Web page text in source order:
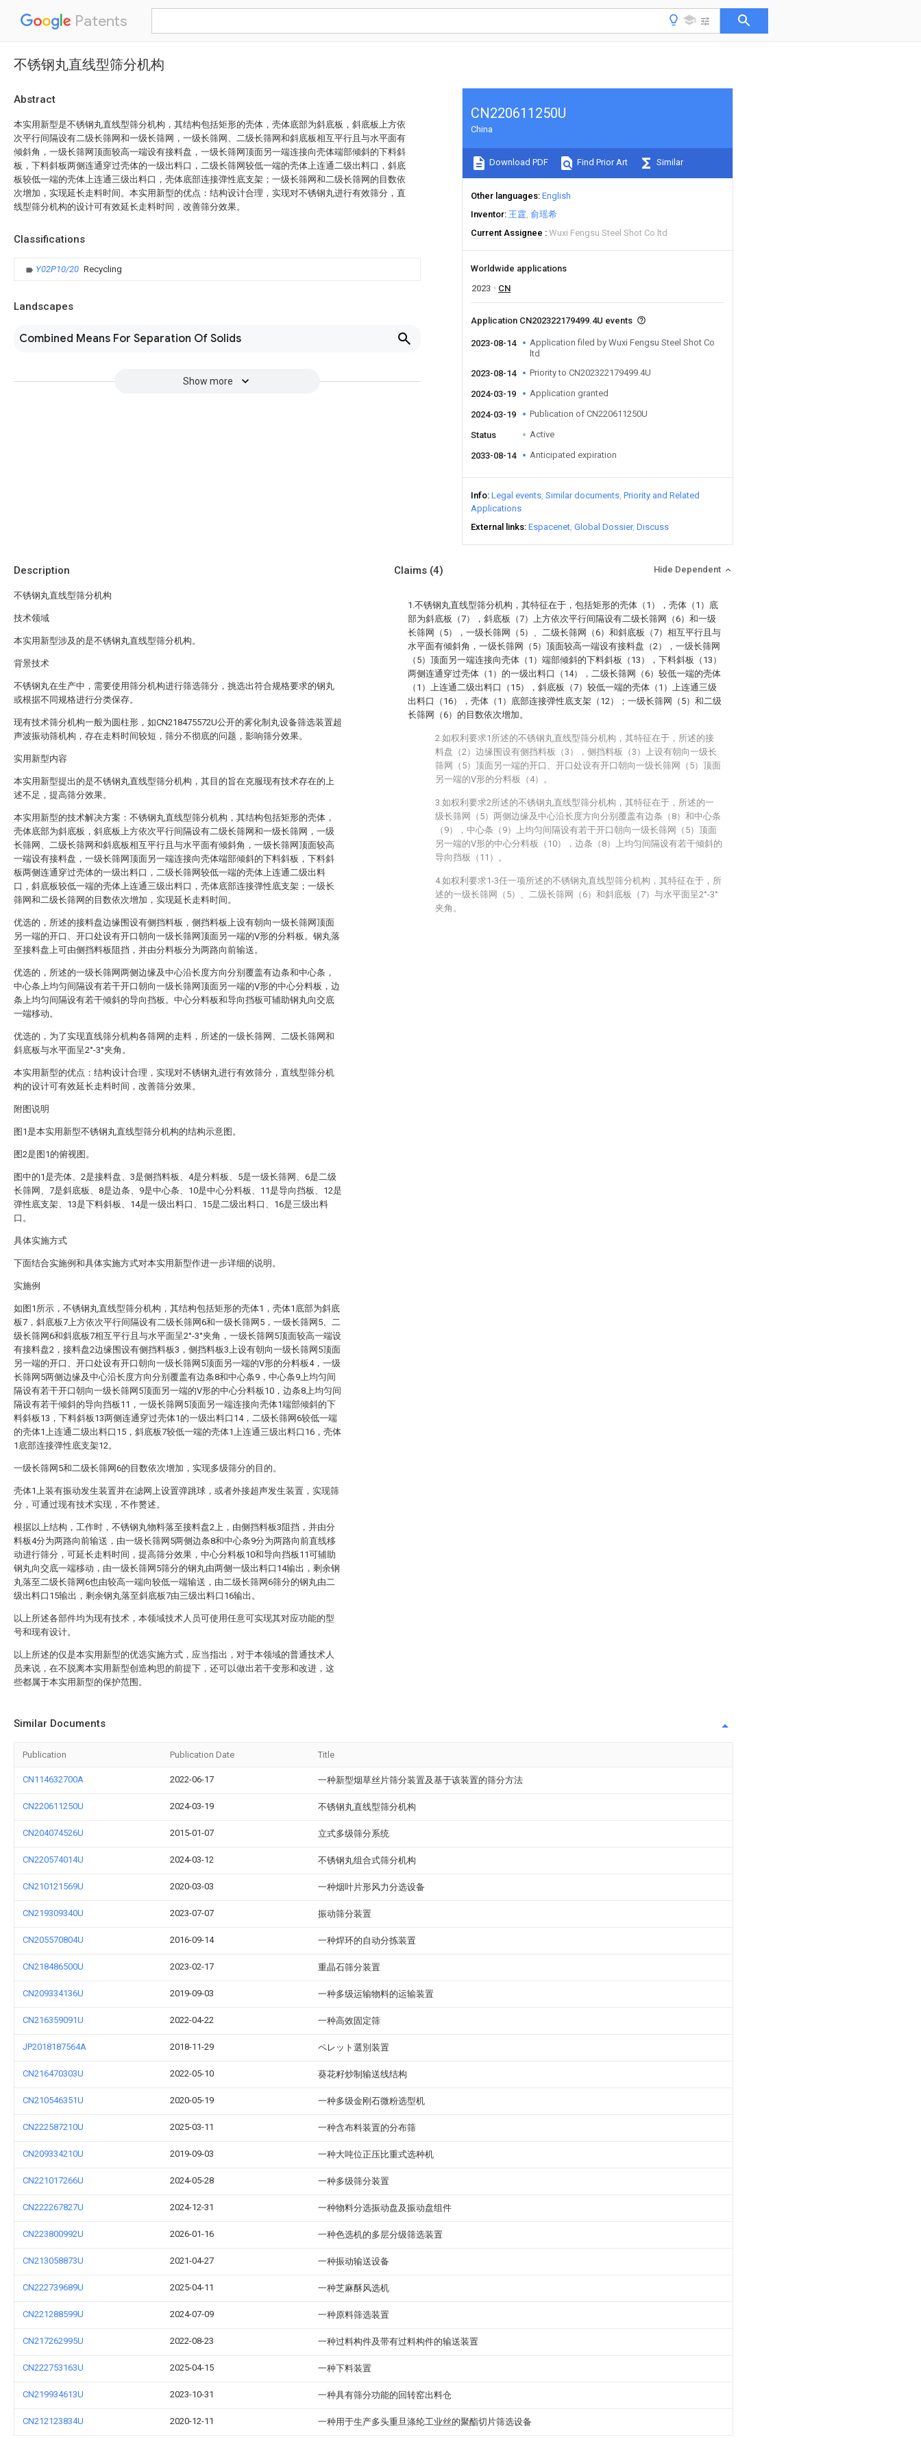
Patents
不锈钢丸直线型筛分机构
Abstract
本实用新型是不锈钢丸直线型筛分机构，其结构包括矩形的壳体，壳体底部为斜底板，斜底板上方依
次平行间隔设有二级长筛网和一级长筛网，一级长筛网、二级长筛网和斜底板相互平行且与水平面有
倾斜角，一级长筛网顶面较高一端设有接料盘，一级长筛网顶面另一端连接向壳体端部倾斜的下料斜
板，下料斜板两侧连通穿过壳体的一级出料口，二级长筛网较低一端的壳体上连通二级出料口，斜底
板较低一端的壳体上连通三级出料口，壳体底部连接弹性底支架；一级长筛网和二级长筛网的目数依
次增加，实现延长走料时间。本实用新型的优点：结构设计合理，实现对不锈钢丸进行有效筛分，直
线型筛分机构的设计可有效延长走料时间，改善筛分效果。
Classifications
Y02P10/20 Recycling
Landscapes
Combined Means For Separation Of Solids
Show more
CN220611250U
China
Download PDF Find Prior Art Similar
Other languages English
Inventor 王霆 俞瑶希
Current Assignee
Wuxi Fengsu Steel Shot Co ltd
Worldwide applications
2023
CN
Application CN202322179499.4U events
2023-08-14
Application filed by Wuxi Fengsu Steel Shot Co
ltd
2023-08-14
Priority to CN202322179499.4U
2024-03-19 Application granted
2024-03-19 Publication of CN220611250U
Status Active
2033-08-14 Anticipated expiration
Info Legal events Similar documents Priority and Related
Applications
External links Espacenet Global Dossier Discuss
Description
不锈钢丸直线型筛分机构
技术领域
本实用新型涉及的是不锈钢丸直线型筛分机构。
背景技术
不锈钢丸在生产中，需要使用筛分机构进行筛选筛分，挑选出符合规格要求的钢丸
或根据不同规格进行分类保存。
现有技术筛分机构一般为圆柱形，如CN218475572U公开的雾化制丸设备筛选装置超
声波振动筛机构，存在走料时间较短，筛分不彻底的问题，影响筛分效果。
实用新型内容
本实用新型提出的是不锈钢丸直线型筛分机构，其目的旨在克服现有技术存在的上
述不足，提高筛分效果。
本实用新型的技术解决方案：不锈钢丸直线型筛分机构，其结构包括矩形的壳体，
壳体底部为斜底板，斜底板上方依次平行间隔设有二级长筛网和一级长筛网，一级
长筛网、二级长筛网和斜底板相互平行且与水平面有倾斜角，一级长筛网顶面较高
一端设有接料盘，一级长筛网顶面另一端连接向壳体端部倾斜的下料斜板，下料斜
板两侧连通穿过壳体的一级出料口，二级长筛网较低一端的壳体上连通二级出料
口，斜底板较低一端的壳体上连通三级出料口，壳体底部连接弹性底支架；一级长
筛网和二级长筛网的目数依次增加，实现延长走料时间。
优选的，所述的接料盘边缘围设有侧挡料板，侧挡料板上设有朝向一级长筛网顶面
另一端的开口、开口处设有开口朝向一级长筛网顶面另一端的V形的分料板。钢丸落
至接料盘上可由侧挡料板阻挡，并由分料板分为两路向前输送。
优选的，所述的一级长筛网两侧边缘及中心沿长度方向分别覆盖有边条和中心条，
中心条上均匀间隔设有若干开口朝向一级长筛网顶面另一端的V形的中心分料板，边
条上均匀间隔设有若干倾斜的导向挡板。中心分料板和导向挡板可辅助钢丸向交底
一端移动。
优选的，为了实现直线筛分机构各筛网的走料，所述的一级长筛网、二级长筛网和
斜底板与水平面呈2°-3°夹角。
本实用新型的优点：结构设计合理，实现对不锈钢丸进行有效筛分，直线型筛分机
构的设计可有效延长走料时间，改善筛分效果。
附图说明
图1是本实用新型不锈钢丸直线型筛分机构的结构示意图。
图2是图1的俯视图。
图中的1是壳体、2是接料盘、3是侧挡料板、4是分料板、5是一级长筛网、6是二级
长筛网、7是斜底板、8是边条、9是中心条、10是中心分料板、11是导向挡板、12是
弹性底支架、13是下料斜板、14是一级出料口、15是二级出料口、16是三级出料
口。
具体实施方式
下面结合实施例和具体实施方式对本实用新型作进一步详细的说明。
实施例
如图1所示，不锈钢丸直线型筛分机构，其结构包括矩形的壳体1，壳体1底部为斜底
板7，斜底板7上方依次平行间隔设有二级长筛网6和一级长筛网5，一级长筛网5、二
级长筛网6和斜底板7相互平行且与水平面呈2°-3°夹角，一级长筛网5顶面较高一端设
有接料盘2，接料盘2边缘围设有侧挡料板3，侧挡料板3上设有朝向一级长筛网5顶面
另一端的开口、开口处设有开口朝向一级长筛网5顶面另一端的V形的分料板4，一级
长筛网5两侧边缘及中心沿长度方向分别覆盖有边条8和中心条9，中心条9上均匀间
隔设有若干开口朝向一级长筛网5顶面另一端的V形的中心分料板10，边条8上均匀间
隔设有若干倾斜的导向挡板11，一级长筛网5顶面另一端连接向壳体1端部倾斜的下
料斜板13，下料斜板13两侧连通穿过壳体1的一级出料口14，二级长筛网6较低一端
的壳体1上连通二级出料口15，斜底板7较低一端的壳体1上连通三级出料口16，壳体
1底部连接弹性底支架12。
一级长筛网5和二级长筛网6的目数依次增加，实现多级筛分的目的。
壳体1上装有振动发生装置并在滤网上设置弹跳球，或者外接超声发生装置，实现筛
分，可通过现有技术实现，不作赘述。
根据以上结构，工作时，不锈钢丸物料落至接料盘2上，由侧挡料板3阻挡，并由分
料板4分为两路向前输送，由一级长筛网5两侧边条8和中心条9分为两路向前直线移
动进行筛分，可延长走料时间，提高筛分效果，中心分料板10和导向挡板11可辅助
钢丸向交底一端移动，由一级长筛网5筛分的钢丸由两侧一级出料口14输出，剩余钢
丸落至二级长筛网6也由较高一端向较低一端输送，由二级长筛网6筛分的钢丸由二
级出料口15输出，剩余钢丸落至斜底板7由三级出料口16输出。
以上所述各部件均为现有技术，本领域技术人员可使用任意可实现其对应功能的型
号和现有设计。
以上所述的仅是本实用新型的优选实施方式，应当指出，对于本领域的普通技术人
员来说，在不脱离本实用新型创造构思的前提下，还可以做出若干变形和改进，这
些都属于本实用新型的保护范围。
Claims (4) Hide Dependent
1.不锈钢丸直线型筛分机构，其特征在于，包括矩形的壳体（1），壳体（1）底
部为斜底板（7），斜底板（7）上方依次平行间隔设有二级长筛网（6）和一级
长筛网（5），一级长筛网（5）、二级长筛网（6）和斜底板（7）相互平行且与
水平面有倾斜角，一级长筛网（5）顶面较高一端设有接料盘（2），一级长筛网
（5）顶面另一端连接向壳体（1）端部倾斜的下料斜板（13），下料斜板（13）
两侧连通穿过壳体（1）的一级出料口（14），二级长筛网（6）较低一端的壳体
（1）上连通二级出料口（15），斜底板（7）较低一端的壳体（1）上连通三级
出料口（16），壳体（1）底部连接弹性底支架（12）；一级长筛网（5）和二级
长筛网（6）的目数依次增加。
2.如权利要求1所述的不锈钢丸直线型筛分机构，其特征在于，所述的接
料盘（2）边缘围设有侧挡料板（3），侧挡料板（3）上设有朝向一级长
筛网（5）顶面另一端的开口、开口处设有开口朝向一级长筛网（5）顶面
另一端的V形的分料板（4）。
3.如权利要求2所述的不锈钢丸直线型筛分机构，其特征在于，所述的一
级长筛网（5）两侧边缘及中心沿长度方向分别覆盖有边条（8）和中心条
（9），中心条（9）上均匀间隔设有若干开口朝向一级长筛网（5）顶面
另一端的V形的中心分料板（10），边条（8）上均匀间隔设有若干倾斜的
导向挡板（11）。
4.如权利要求1-3任一项所述的不锈钢丸直线型筛分机构，其特征在于，所
述的一级长筛网（5）、二级长筛网（6）和斜底板（7）与水平面呈2°-3°
夹角。
Similar Documents
Publication Publication Date Title
CN114632700A 2022-06-17 一种新型烟草丝片筛分装置及基于该装置的筛分方法
CN220611250U 2024-03-19 不锈钢丸直线型筛分机构
CN204074526U 2015-01-07 立式多级筛分系统
CN220574014U 2024-03-12 不锈钢丸组合式筛分机构
CN210121569U 2020-03-03 一种烟叶片形风力分选设备
CN219309340U 2023-07-07 振动筛分装置
CN205570804U 2016-09-14 一种焊环的自动分拣装置
CN218486500U 2023-02-17 重晶石筛分装置
CN209334136U 2019-09-03 一种多级运输物料的运输装置
CN216359091U 2022-04-22 一种高效固定筛
JP2018187564A 2018-11-29 ペレット選別装置
CN216470303U 2022-05-10 葵花籽炒制输送线结构
CN210546351U 2020-05-19 一种多级金刚石微粉选型机
CN222587210U 2025-03-11 一种含布料装置的分布筛
CN209334210U 2019-09-03 一种大吨位正压比重式选种机
CN221017266U 2024-05-28 一种多级筛分装置
CN222267827U 2024-12-31 一种物料分选振动盘及振动盘组件
CN223800992U 2026-01-16 一种色选机的多层分级筛选装置
CN213058873U 2021-04-27 一种振动输送设备
CN222739689U 2025-04-11 一种芝麻酥风选机
CN221288599U 2024-07-09 一种原料筛选装置
CN217262995U 2022-08-23 一种过料构件及带有过料构件的输送装置
CN222753163U 2025-04-15 一种下料装置
CN219934613U 2023-10-31 一种具有筛分功能的回转窑出料仓
CN212123834U 2020-12-11 一种用于生产多头重旦涤纶工业丝的聚酯切片筛选设备